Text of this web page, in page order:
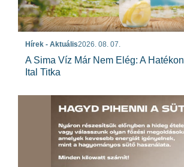
Hírek - Aktuális2026. 08. 07.
A Sima Víz Már Nem Elég: A
Ital Titka